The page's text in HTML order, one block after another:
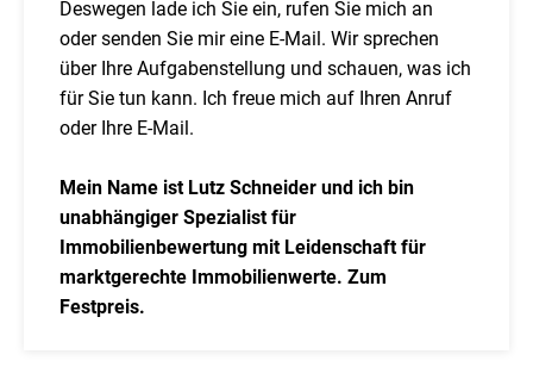
Deswegen lade ich Sie ein, rufen Sie mich an
oder senden Sie mir eine E-Mail. Wir sprechen
über Ihre Aufgabenstellung und schauen, was ich
für Sie tun kann. Ich freue mich auf Ihren Anruf
oder Ihre E-Mail.
Mein Name ist Lutz Schneider und ich bin
unabhängiger Spezialist für
Immobilienbewertung mit Leidenschaft für
marktgerechte Immobilienwerte. Zum
Festpreis.